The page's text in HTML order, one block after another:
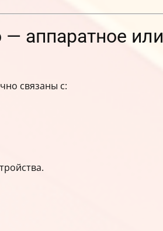
аппаратное или
связаны с: